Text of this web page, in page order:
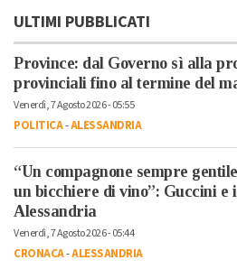
ULTIMI PUBBLICATI
Province: dal Governo sì alla
provinciali fino al termine del
Venerdì, 7 Agosto 2026 - 05:55
POLITICA-ALESSANDRIA
“Un compagnone sempre
un bicchiere di vino”: Guccini e
Alessandria
Venerdì, 7 Agosto 2026 - 05:44
CRONACA-ALESSANDRIA